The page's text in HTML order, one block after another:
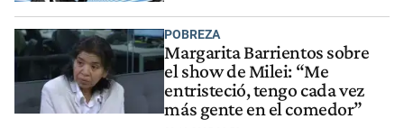
POBREZA
Margarita Barrientos sobre
el show de Milei: “Me
entristeció, tengo cada vez
más gente en el comedor”